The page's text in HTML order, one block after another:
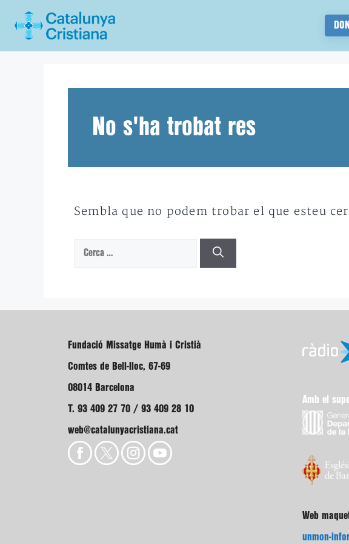
No s'ha trobat res
Sembla que no podem trobar el que esteu
Cerca:
Fundació Missatge Humà i Cristià
Comtes de Bell-lloc, 67-69
08014 Barcelona
T. 93 409 27 70 / 93 409 28 10
web@catalunyacristiana.cat
Amb el
Web
unmon-